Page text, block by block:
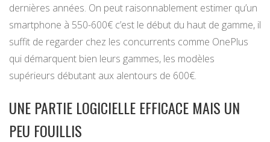
dernières années. On peut raisonnablement estimer qu’un
smartphone à 550-600€ c’est le début du haut de gamme, il
suffit de regarder chez les concurrents comme OnePlus
qui démarquent bien leurs gammes, les modèles
supérieurs débutant aux alentours de 600€.
UNE PARTIE LOGICIELLE EFFICACE MAIS UN
PEU FOUILLIS